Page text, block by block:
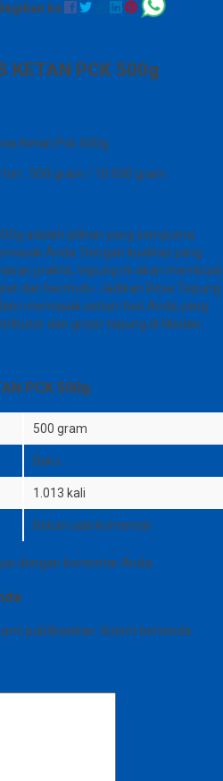
Bagikan ke
KETAN PCK 500g
Ketan Pck 500g
: 500 gram / 10.000 gram
adalah pilihan yang sempurna
Anda. Dengan kualitas yang
praktis, tepung ini akan membuat
dan bermutu. Jadikan Rose Tepung
memasak sehari-hari Anda yang
dan grosir tepung di Medan.
PCK 500g
500 gram
Baru
1.013 kali
Belum ada komentar
dengan komentar Anda.
publikasikan. Kolom bertanda